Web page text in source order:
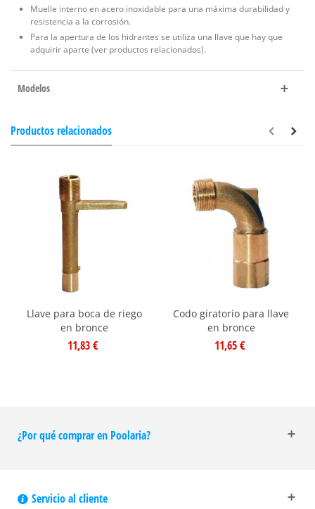
Muelle interno en acero inoxidable para una máxima durabilidad y
resistencia a la corrosión.
Para la apertura de los hidrantes se utiliza una llave que hay que
adquirir aparte (ver productos relacionados).
Modelos
Productos relacionados
Llave para boca de riego
en bronce
11,83 €
Codo giratorio para llave
en bronce
11,65 €
¿Por qué comprar en Poolaria?
Servicio al cliente